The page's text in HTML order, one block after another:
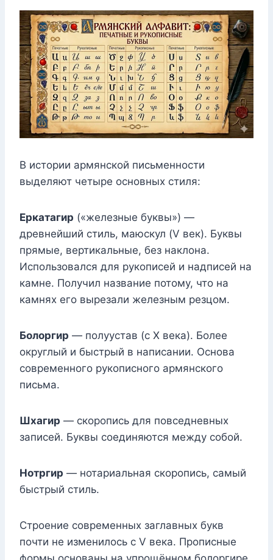
В истории армянской письменности
выделяют четыре основных стиля:
Еркатагир («железные буквы») —
древнейший стиль, маюскул (V век). Буквы
прямые, вертикальные, без наклона.
Использовался для рукописей и надписей на
камне. Получил название потому, что на
камнях его вырезали железным резцом.
Болоргир — полуустав (с X века). Более
округлый и быстрый в написании. Основа
современного рукописного армянского
письма.
Шхагир — скоропись для повседневных
записей. Буквы соединяются между собой.
Нотргир — нотариальная скоропись, самый
быстрый стиль.
Строение современных заглавных букв
почти не изменилось с V века. Прописные